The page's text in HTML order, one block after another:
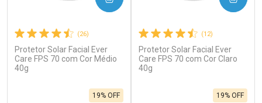
(26)
Protetor Solar Facial Ever
Care FPS 70 com Cor Médio
40g
19% OFF
(12)
Protetor Solar Facial Ever
Care FPS 70 com Cor Claro
40g
19% OFF